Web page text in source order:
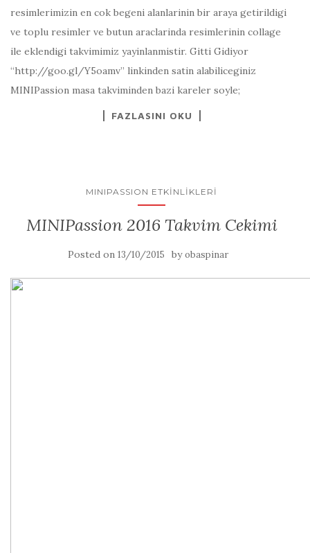
resimlerimizin en cok begeni alanlarinin bir araya getirildigi
ve toplu resimler ve butun araclarinda resimlerinin collage
ile eklendigi takvimimiz yayinlanmistir. Gitti Gidiyor
“http://goo.gl/Y5oamv” linkinden satin alabiliceginiz
MINIPassion masa takviminden bazi kareler soyle;
FAZLASINI OKU
MINIPASSION ETKINLIKLERI
MINIPassion 2016 Takvim Cekimi
Posted on 13/10/2015 byobaspinar